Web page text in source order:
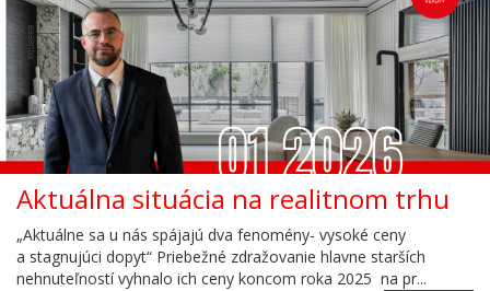
Aktuálna situácia na realitnom trhu
„Aktuálne sa u nás spájajú dva fenomény- vysoké ceny
a stagnujúci dopyt“ Priebežné zdražovanie hlavne starších
nehnuteľností vyhnalo ich ceny koncom roka 2025 na pr...